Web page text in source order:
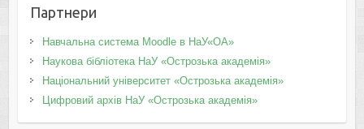
Партнери
Навчальна система Moodle в НаУ«ОА»
Наукова бібліотека НаУ «Острозька академія»
Національний університет «Острозька академія»
Цифровий архів НаУ «Острозька академія»